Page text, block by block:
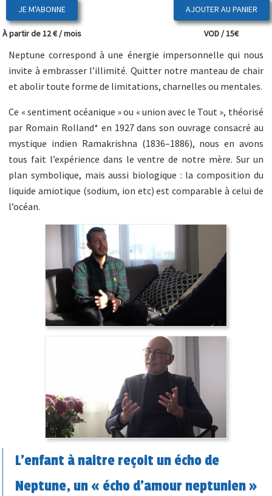
JE M'ABONNE
À partir de 12 € / mois VOD / 15€
Neptune correspond à une énergie impersonnelle qui nous
invite à embrasser l’illimité. Quitter notre manteau de chair
et abolir toute forme de limitations, charnelles ou mentales.
Ce « sentiment océanique » ou « union avec le Tout », théorisé
par Romain Rolland* en 1927 dans son ouvrage consacré au
mystique indien Ramakrishna (1836–1886), nous en avons
tous fait l’expérience dans le ventre de notre mère. Sur un
plan symbolique, mais aussi biologique : la composition du
liquide amiotique (sodium, ion etc) est comparable à celui de
l’océan.
L’enfant à naitre reçoit un écho de
Neptune, un « écho d’amour neptunien »